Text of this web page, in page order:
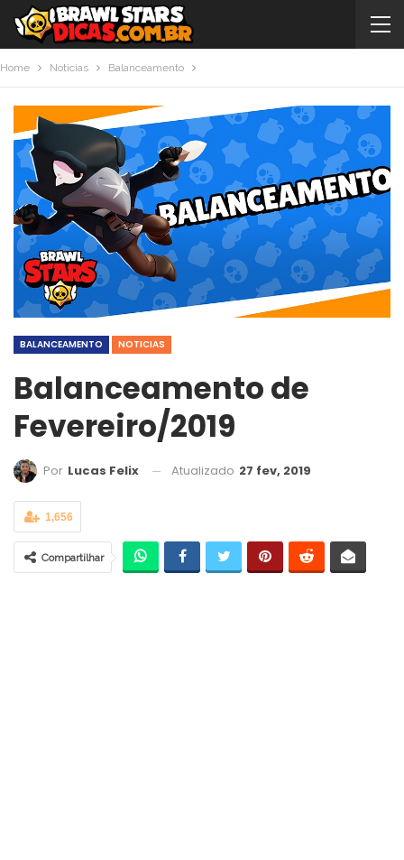
Home Noticias Balanceamento
BALANCEAMENTO NOTICIAS
Balanceamento de
Fevereiro/2019
Por Lucas Felix Atualizado 27 fev, 2019
1,656
Compartilhar